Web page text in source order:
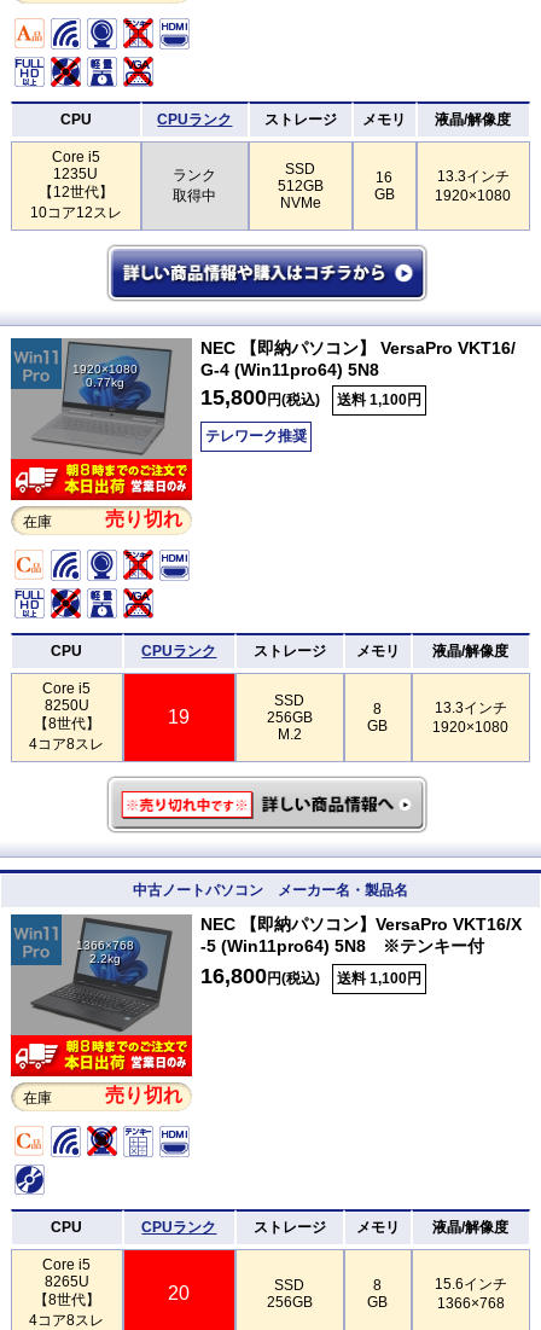
CPU CPUランク ストレージ メモリ 液晶/解像度
Core i5
1235U
【12世代】
10コア12スレ
ランク
取得中
SSD
512GB
NVMe
16
GB
13.3インチ
1920×1080
1920×1080
0.77kg
在庫 売り切れ
NEC 【即納パソコン】 VersaPro VKT16/
G-4 (Win11pro64) 5N8
15,800円(税込) 送料 1,100円
テレワーク推奨
CPU CPUランク ストレージ メモリ 液晶/解像度
Core i5
8250U
【8世代】
4コア8スレ
19
SSD
256GB
M.2
8
GB
13.3インチ
1920×1080
中古ノートパソコン メーカー名・製品名
1366×768
2.2kg
在庫 売り切れ
NEC 【即納パソコン】VersaPro VKT16/X
-5 (Win11pro64) 5N8 ※テンキー付
16,800円(税込) 送料 1,100円
CPU CPUランク ストレージ メモリ 液晶/解像度
Core i5
8265U
【8世代】
4コア8スレ
20
SSD
256GB
8
GB
15.6インチ
1366×768